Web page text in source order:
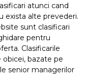
atunci cand
exista alte prevederi.
sunt clasificari
pentru
Clasificarile
bazate pe
senior managerilor